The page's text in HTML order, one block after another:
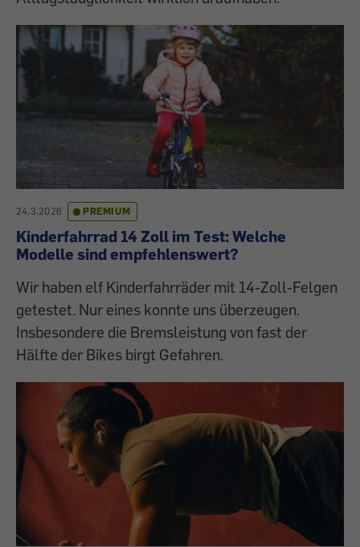
24.3.2026 PREMIUM
Kinderfahrrad 14 Zoll im Test: Welche
Modelle sind empfehlenswert?
Wir haben elf Kinderfahrräder mit 14-Zoll-Felgen
getestet. Nur eines konnte uns überzeugen.
Insbesondere die Bremsleistung von fast der
Hälfte der Bikes birgt Gefahren.